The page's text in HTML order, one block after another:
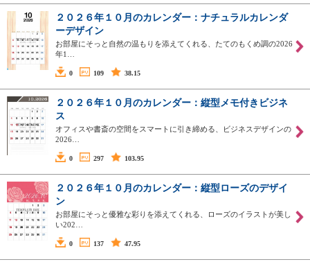
２０２６年１０月のカレンダー：ナチュラルカレンダ
ーデザイン
お部屋にそっと自然の温もりを添えてくれる、たてのもくめ調の2026
年1…
0 109 38.15
２０２６年１０月のカレンダー：縦型メモ付きビジネ
ス
オフィスや書斎の空間をスマートに引き締める、ビジネスデザインの
2026…
0 297 103.95
２０２６年１０月のカレンダー：縦型ローズのデザイ
ン
お部屋にそっと優雅な彩りを添えてくれる、ローズのイラストが美し
い202…
0 137 47.95